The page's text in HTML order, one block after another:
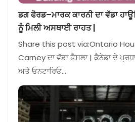
ਡਗ ਫੋਰਡ–ਮਾਰਕ ਕਾਰਨੀ ਦਾ ਵੱਡਾ
ਨੂੰ ਮਿਲੀ ਅਸਥਾਈ ਰਾਹਤ |
Share this post via:Ontario
Carney ਦਾ ਵੱਡਾ ਫੈਸਲਾ | ਕੈਨੇਡਾ ਦੇ
ਅਤੇ ਓਨਟਾਰਿਓ…